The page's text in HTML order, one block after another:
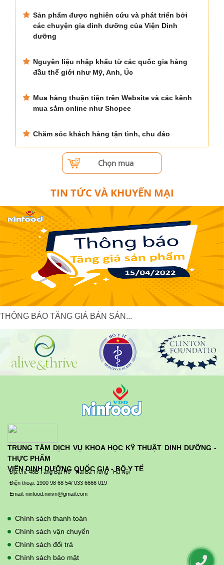
Sản phẩm được nghiên cứu và phát triển bởi
các chuyện gia dinh dưỡng của Viện Dinh
dưỡng
Nguyên liệu nhập khẩu từ các quốc gia hàng
đầu thế giới như Mỹ, Anh, Úc
Mua hàng thuận tiện trên Website và các kênh
mua sắm online như Shopee
Chăm sóc khách hàng tận tình, chu đáo
Chọn mua
TIN TỨC VÀ KHUYẾN MẠI
THÔNG BÁO TĂNG GIÁ BÁN SẢN...
TRUNG TÂM DỊCH VỤ KHOA HỌC KỸ THUẬT DINH DƯỠNG -
THỰC PHẨM
VIỆN DINH DƯỠNG QUỐC GIA - BỘ Y TẾ
Địa chỉ: 48B Tăng Bạt Hổ - Hai Bà Trưng - Hà Nội
Điện thoại: 1900 98 68 54/ 033 6666 019
Email: ninfood.ninvn@gmail.com
Chính sách thanh toán
Chính sách vận chuyển
Chính sách đổi trả
Chính sách bảo mật